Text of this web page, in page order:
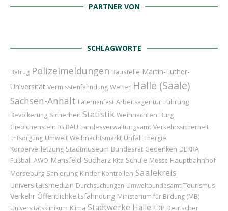
PARTNER VON
SCHLAGWORTE
Betrug Polizeimeldungen Baustelle Martin-Luther-
Universität Vermisstenfahndung Wetter Halle (Saale)
Sachsen-Anhalt Laternenfest Arbeitsagentur Führung
Bevölkerung Sicherheit Statistik Weihnachten Burg
Giebichenstein IG BAU Landesverwaltungsamt Verkehrssicherheit
Entsorgung Umwelt Weihnachtsmarkt Unfall Energie
Körperverletzung Stadtmuseum Bundesrat Gedenken DEKRA
Fußball AWO Mansfeld-Südharz Kita Schule Messe Hauptbahnhof
Merseburg Sanierung Kinder Kontrollen Saalekreis
Universitätsmedizin Durchsuchungen Umweltbundesamt Tourismus
Verkehr Öffentlichkeitsfahndung Ministerium für Bildung (MB)
Universitätsklinikum Klima Stadtwerke Halle FDP Deutscher